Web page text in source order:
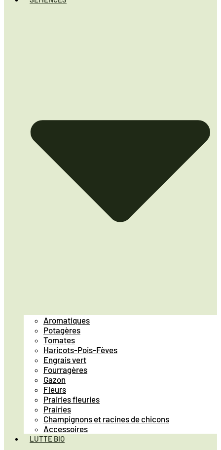
Aromatiques
Potagères
Tomates
Haricots-Pois-Fèves
Engrais vert
Fourragères
Gazon
Fleurs
Prairies fleuries
Prairies
Champignons et racines de chicons
Accessoires
LUTTE BIO